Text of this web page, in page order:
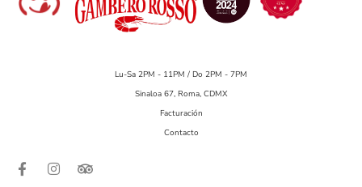
Lu-Sa 2PM - 11PM / Do 2PM - 7PM
Sinaloa 67, Roma, CDMX
Facturación
Contacto